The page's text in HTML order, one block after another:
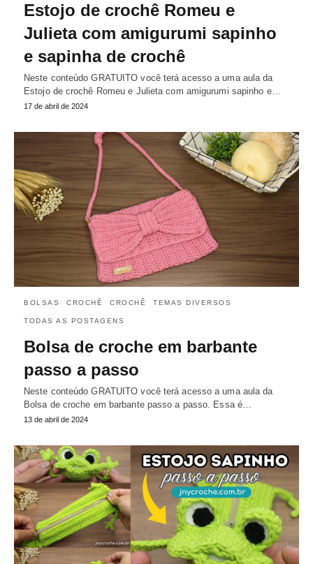
Estojo de crochê Romeu e
Julieta com amigurumi sapinho
e sapinha de crochê
Neste conteúdo GRATUITO você terá acesso a uma aula da
Estojo de crochê Romeu e Julieta com amigurumi sapinho e…
17 de abril de 2024
BOLSAS CROCHÊ CROCHÊ TEMAS DIVERSOS
TODAS AS POSTAGENS
Bolsa de croche em barbante
passo a passo
Neste conteúdo GRATUITO você terá acesso a uma aula da
Bolsa de croche em barbante passo a passo. Essa é…
13 de abril de 2024